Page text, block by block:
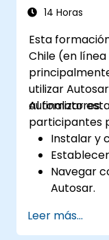
14 Horas
Esta
Chile (en
utilizar
automotores.
Al finalizar
participantes
Instalar y
Navegar
Autosar.
Leer más...